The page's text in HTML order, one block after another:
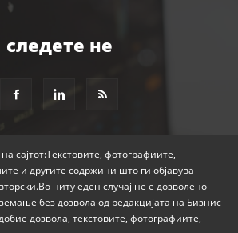
следете не
сајтот:Текстовите, фотографиите,
и другите содржини што ги објавува
ниту еден случај не е дозволено
без дозвола од редакцијата на Бизнис
дозвола, текстовите, фотографиите,